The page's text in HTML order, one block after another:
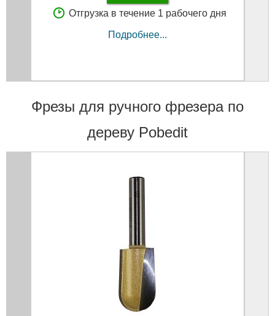
Отгрузка в течение 1 рабочего дня
Подробнее...
Фрезы для ручного фрезера по
дереву Pobedit